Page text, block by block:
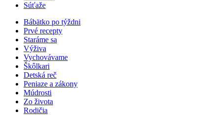
Súťaže
Bábätko po týždni
Prvé recepty
Staráme sa
Výživa
Vychovávame
Škôlkari
Detská reč
Peniaze a zákony
Múdrosti
Zo života
Rodičia